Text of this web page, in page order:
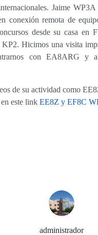
Jaime WP3A
conexión remota de
desde su casa en
KP2. Hicimos una visita
con EA8ARG y
de su actividad como
este link EE8Z y EF8C
administrador